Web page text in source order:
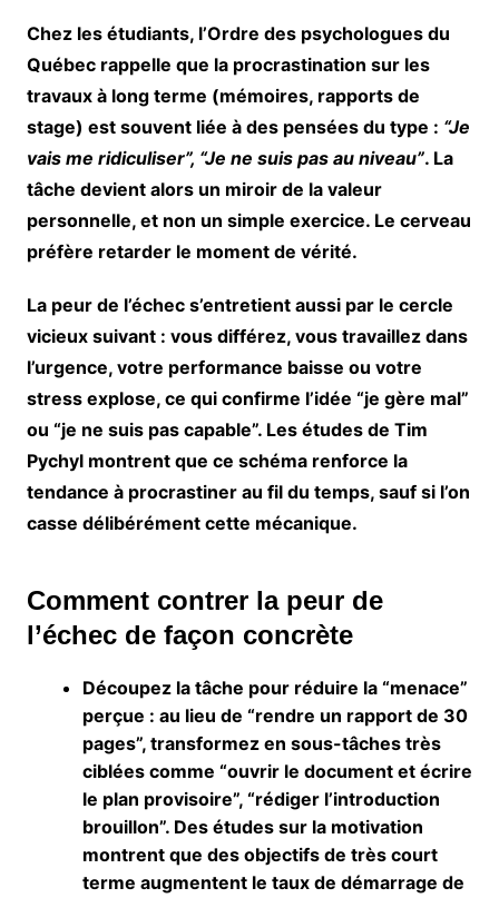
Chez les étudiants, l’Ordre des psychologues du
Québec rappelle que la procrastination sur les
travaux à long terme (mémoires, rapports de
stage) est souvent liée à des pensées du type : “Je
vais me ridiculiser”, “Je ne suis pas au niveau”. La
tâche devient alors un miroir de la valeur
personnelle, et non un simple exercice. Le cerveau
préfère retarder le moment de vérité.
La peur de l’échec s’entretient aussi par le cercle
vicieux suivant : vous différez, vous travaillez dans
l’urgence, votre performance baisse ou votre
stress explose, ce qui confirme l’idée “je gère mal”
ou “je ne suis pas capable”. Les études de Tim
Pychyl montrent que ce schéma renforce la
tendance à procrastiner au fil du temps, sauf si l’on
casse délibérément cette mécanique.
Comment contrer la peur de
l’échec de façon concrète
Découpez la tâche pour réduire la “menace”
perçue : au lieu de “rendre un rapport de 30
pages”, transformez en sous-tâches très
ciblées comme “ouvrir le document et écrire
le plan provisoire”, “rédiger l’introduction
brouillon”. Des études sur la motivation
montrent que des objectifs de très court
terme augmentent le taux de démarrage de